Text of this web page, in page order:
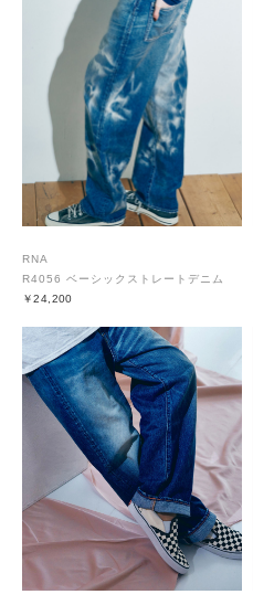
RNA
R4056 ベーシックストレートデニム
￥24,200